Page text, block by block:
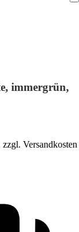
immergrün,
Versandkosten